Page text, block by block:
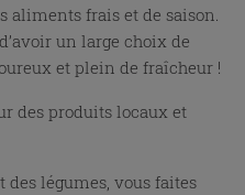
aliments frais et de saison.
un large choix de
et plein de fraîcheur !
des produits locaux et
légumes, vous faites